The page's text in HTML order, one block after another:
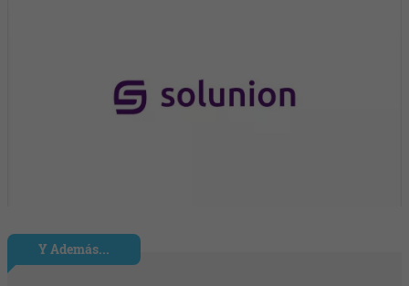
Y Además...